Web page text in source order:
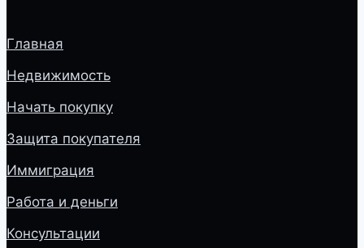
Главная
Недвижимость
Начать покупку
Защита покупателя
Иммиграция
Работа и деньги
Консультации